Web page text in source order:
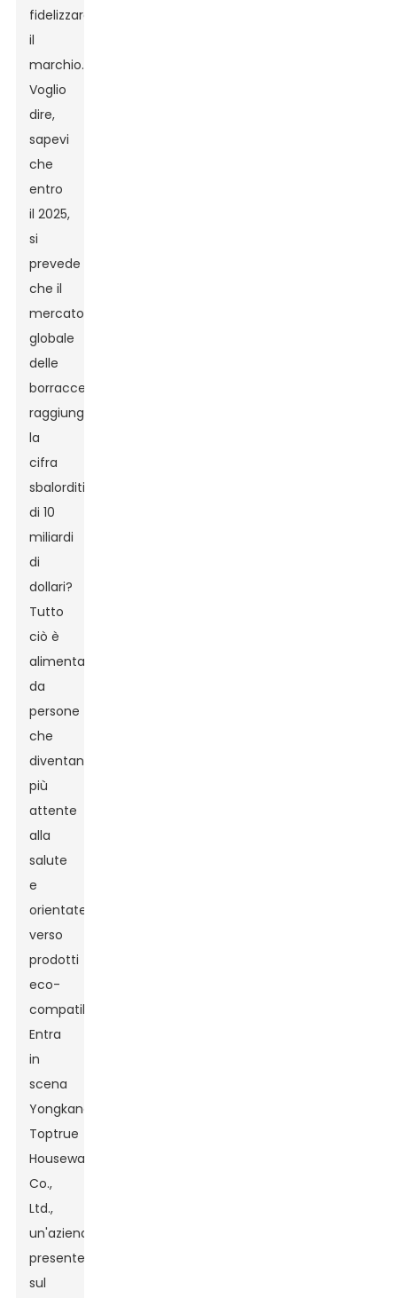
fidelizzare
il
marchio.
Voglio
dire,
sapevi
che
entro
il 2025,
si
prevede
che il
mercato
globale
delle
borracce
raggiungerà
la
cifra
sbalorditiva
di 10
miliardi
di
dollari?
Tutto
ciò è
alimentato
da
persone
che
diventano
più
attente
alla
salute
e
orientate
verso
prodotti
eco-
compatibili.
Entra
in
scena
Yongkang
Toptrue
Houseware
Co.,
Ltd.,
un'azienda
presente
sul